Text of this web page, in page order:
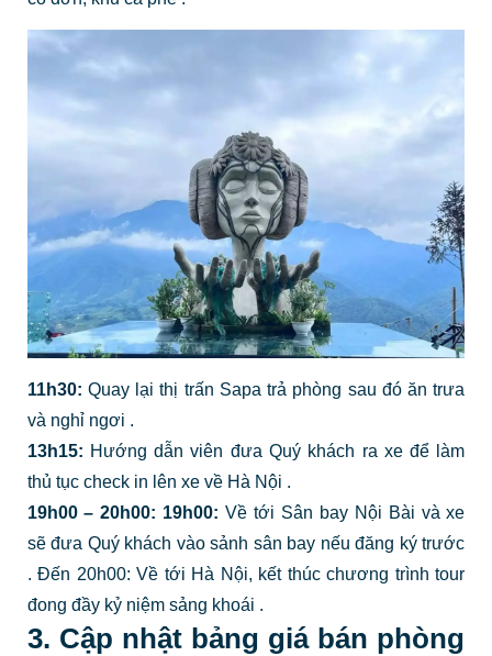
11h30: Quay lại thị trấn Sapa trả phòng sau đó ăn trưa
và nghỉ ngơi .
13h15: Hướng dẫn viên đưa Quý khách ra xe để làm
thủ tục check in lên xe về Hà Nội .
19h00 – 20h00: 19h00:Về tới Sân bay Nội Bài và xe
sẽ đưa Quý khách vào sảnh sân bay nếu đăng ký trước
.Đến 20h00: Về tới Hà Nội, kết thúc chương trình tour
đong đầy kỷ niệm sảng khoái .
3. Cập nhật bảng giá bán phòng